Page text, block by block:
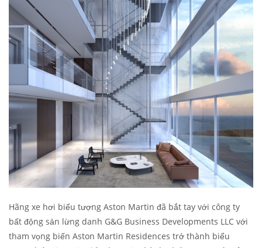
Hãng xe hơi biểu tượng Aston Martin đã bắt tay với công ty
bất động sản lừng danh G&G Business Developments LLC với
tham vọng biến Aston Martin Residences trở thành biểu